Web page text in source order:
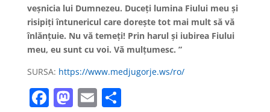
veșnicia lui Dumnezeu. Duceți lumina Fiului meu și
risipiți întunericul care dorește tot mai mult să vă
înlănțuie. Nu vă temeți! Prin harul și iubirea Fiului
meu, eu sunt cu voi. Vă mulțumesc. ”
SURSA: https://www.medjugorje.ws/ro/
F M E P